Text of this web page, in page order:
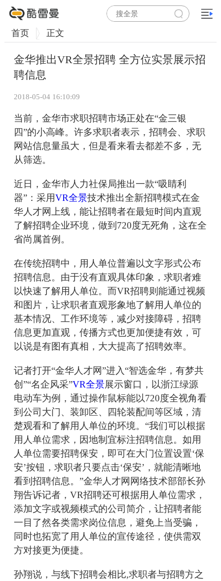
首页 正文
金华推出VR全景招聘 全方位实景展示招
聘信息
2018-05-04 16:10:09
当前，金华市求职招聘市场正处在“金三银
四”的小高峰。许多求职者表示，招聘会、求职
网站信息量虽大，但是看来看去都差不多，无
从筛选。
近日，金华市人力社保局推出一款“吸睛利
器”：采用VR全景技术推出全新招聘模式在金
华人才网上线，能让招聘者在最短时间内直观
了解招聘企业环境，做到720度无死角，这在全
省尚属首例。
在传统招聘中，用人单位普遍以文字形式公布
招聘信息。由于没有直观具体印象，求职者难
以快速了解用人单位。而VR招聘则能通过视频
和图片，让求职者直观形象地了解用人单位的
基本情况、工作环境等，减少对接障碍，招聘
信息更加直观，传播方式也更加便捷有效，可
以说是有图有真相，大大提高了招聘效率。
记者打开“金华人才网”进入“智选金华，有梦共
创”“名企风采”VR全景展示窗口，以浙江绿源
电动车为例，通过操作鼠标能以720度全视角看
到公司大门、装卸区、四轮装配间等区域，清
楚观看和了解用人单位的环境。“我们可以根据
用人单位需求，因地制宜标注招聘信息。如用
人单位需要招聘保安，即可在大门位置设置‘保
安’按钮，求职者只要点击‘保安’，就能清晰地
看到招聘信息。”金华人才网网络技术部部长孙
翔告诉记者，VR招聘还可根据用人单位需求，
添加文字或视频模式的公司简介，让招聘者能
一目了然各类需求岗位信息，避免上当受骗，
同时也拓宽了用人单位的宣传途径，使供需双
方对接更为便捷。
孙翔说，与线下招聘会相比,求职者与招聘方之